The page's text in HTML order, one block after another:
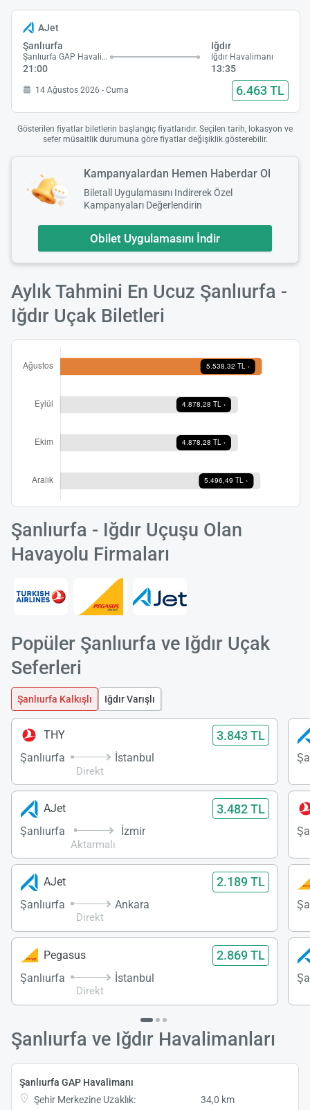
AJet
Şanlıurfa
Şanlıurfa GAP Havalimanı
21:00
Iğdır
Iğdır Havalimanı
13:35
14 Ağustos 2026 - Cuma 6.463 TL
Gösterilen fiyatlar biletlerin başlangıç fiyatlarıdır. Seçilen tarih, lokasyon ve
sefer müsaitlik durumuna göre fiyatlar değişiklik gösterebilir.
Kampanyalardan Hemen Haberdar Ol
Biletall Uygulamasını Indirerek Özel
Kampanyaları Değerlendirin
Obilet Uygulamasını İndir
Aylık Tahmini En Ucuz Şanlıurfa -
Iğdır Uçak Biletleri
Şanlıurfa - Iğdır Uçuşu Olan
Havayolu Firmaları
Popüler Şanlıurfa ve Iğdır Uçak
Seferleri
Şanlıurfa Kalkışlı Iğdır Varışlı
THY 3.843 TL
Şanlıurfa
Direkt
İstanbul
AJet 3.482 TL
Şanlıurfa
Aktarmalı
İzmir
AJet 2.189 TL
Şanlıurfa
Direkt
Ankara
Pegasus 2.869 TL
Şanlıurfa
Direkt
İstanbul
Şanlıurfa ve Iğdır Havalimanları
Şanlıurfa GAP Havalimanı
Şehir Merkezine Uzaklık:
34,0 km